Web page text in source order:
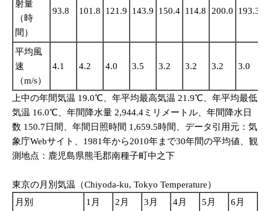
射量
（時
間）
93.8 101.8 121.9 143.9 150.4 114.8 200.0 193.3
平均風
速
（m/s）
4.1 4.2 4.0 3.5 3.2 3.2 3.2 3.0
上中の年間気温 19.0℃、年平均最高気温 21.9℃、年平均最低
気温 16.0℃、年間降水量 2,944.4ミリメートル、年間降水日
数 150.7日間、年間日照時間 1,659.5時間、データ引用元：気
象庁Webサイト、1981年から2010年まで30年間の平均値、観
測地点：鹿児島県熊毛郡南種子町中之下
東京の月別気温（Chiyoda-ku, Tokyo Temperature）
月別
1月 2月 3月 4月 5月
6月